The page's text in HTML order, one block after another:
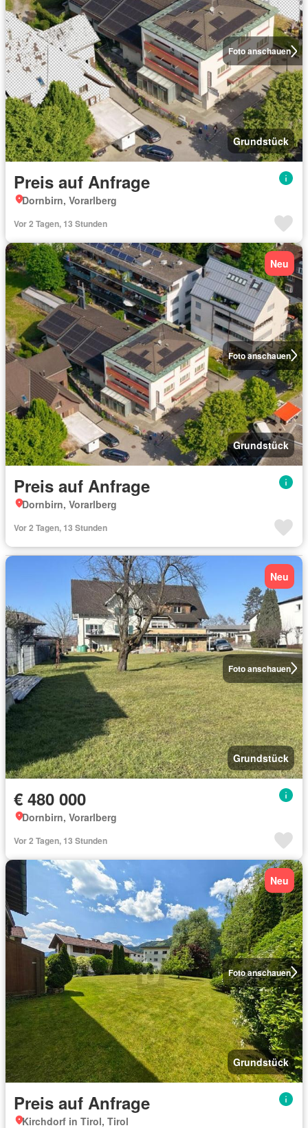
Foto anschauen
Grundstück
Preis auf Anfrage
Dornbirn, Vorarlberg
Vor 2 Tagen, 13 Stunden
Foto anschauen
Neu
Grundstück
Preis auf Anfrage
Dornbirn, Vorarlberg
Vor 2 Tagen, 13 Stunden
Foto anschauen
Neu
Grundstück
€ 480 000
Dornbirn, Vorarlberg
Vor 2 Tagen, 13 Stunden
Foto anschauen
Neu
Grundstück
Preis auf Anfrage
Kirchdorf in Tirol, Tirol